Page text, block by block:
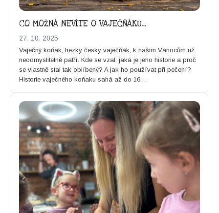
CO MOŽNÁ NEVÍTE O VAJEČŇÁKU…
27. 10. 2025
Vaječný koňak, hezky česky vaječňák, k našim Vánocům už
neod­mys­litel­ně patří. Kde se vzal, jaká je jeho his­to­rie a proč
se vlast­ně stal tak oblíbený? A jak ho použí­vat při pečení?
His­to­rie vaječného koňaku sahá až do 16.…